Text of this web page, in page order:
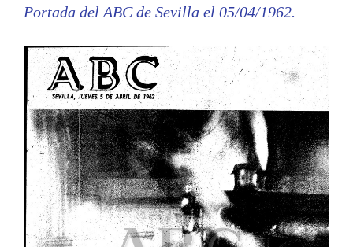
Portada del ABC de Sevilla el 05/04/1962.